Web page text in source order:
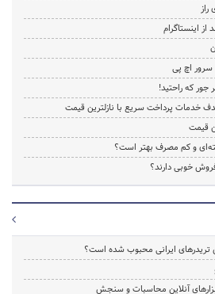
اینستاگرام
جور که راحتید!
خدمات پرداخت سریع با نازلترین قیمت
قیمت
و کم مصرف بهتر است؟
خوبی دارند؟
ایرانی محبوب شده است؟
آنلاین محاسبات و سنجش